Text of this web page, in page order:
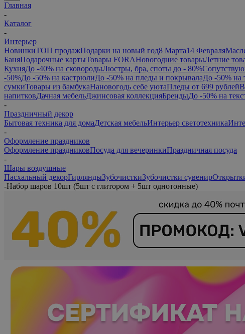
Главная
-
Каталог
-
Интерьер
НовинкиТОП продажПодарки на новый год8 Марта14 Февраля
БаняПодарочные картыТовары FORAНовогодние товарыЛетние
КухняДо -40% на сковородыЛюстры, бра, споты до - 80%
-50%До -50% на кастрюлиДо -50% на пледы и покрывалаДо -50% на
сумкиТовары из бамбукаНановогодь себе уютаПледы от 699 рублей
напитковДачная мебельДжинсовая коллекцияБрендыДо -50% на
-
Праздничный декор
Бытовая техника для домаДетская мебельИнтерьер светотехника
-
Оформление праздников
Оформление праздниковПосуда для вечеринкиПраздничная посуда
-
Шары воздушные
Пасхальный декорГирляндыЗубочисткиЗубочистки сувенир
-Набор шаров 10шт (5шт с глитором + 5шт однотонные)